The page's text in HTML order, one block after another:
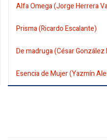
Alfa Omega (Jorge Herrera
Prisma (Ricardo Escalante)
De madruga (César González
Esencia de Mujer (Yazmín